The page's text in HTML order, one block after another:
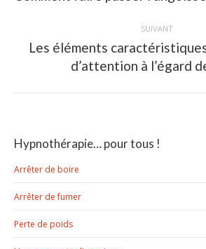
SUIVANT
Article
suivant
Les éléments
d’attention à l’égard
Hypnothérapie… pour tous !
Arrêter de boire
Arrêter de fumer
Perte de poids